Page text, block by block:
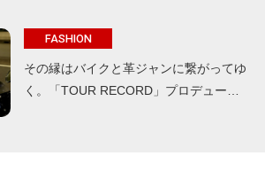
FASHION
その縁はバイクと革ジャンに繋がってゆ
く。「TOUR RECORD」プロデュー…